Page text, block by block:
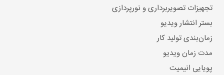
تجهیزات تصویربرداری و نورپردازی
بستر انتشار ویدیو
زمان‌بندی تولید کار
مدت زمان ویدیو
پویایی انیمیت